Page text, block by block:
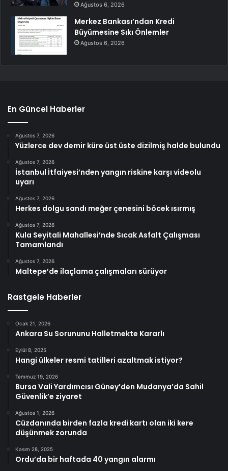
Ağustos 6, 2026
Merkez Bankası’ndan Kredi
Büyümesine Sıkı Önlemler
Ağustos 6, 2026
En Güncel Haberler
Ağustos 7, 2026
Yüzlerce dev demir küre üst üste dizilmiş halde bulundu
Ağustos 7, 2026
İstanbul İtfaiyesi’nden yangın riskine karşı videolu
uyarı
Ağustos 7, 2026
Herkes dolgu sandı meğer çenesini böcek ısırmış
Ağustos 7, 2026
Kula Seyitali Mahallesi’nde Sıcak Asfalt Çalışması
Tamamlandı
Ağustos 7, 2026
Maltepe’de ilaçlama çalışmaları sürüyor
Rastgele Haberler
Ocak 21, 2026
Ankara Su Sorununu Halletmekte Kararlı
Eylül 8, 2025
Hangi ülkeler resmi tatilleri azaltmak istiyor?
Temmuz 19, 2026
Bursa Vali Yardımcısı Güney’den Mudanya’da Sahil
Güvenlik’e ziyaret
Ağustos 1, 2026
Cüzdanında birden fazla kredi kartı olan iki kere
düşünmek zorunda
Kasım 28, 2025
Ordu’da bir haftada 40 yangın alarmı